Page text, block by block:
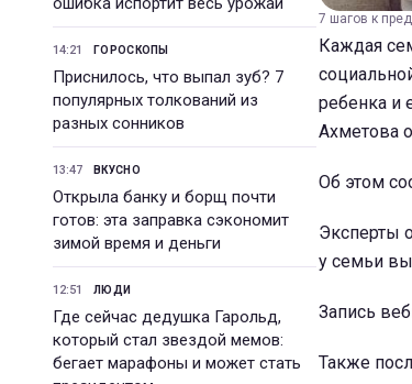
14:21 ГОРОСКОПЫ
Приснилось, что выпал зуб? 7
популярных толкований из
разных сонников
13:47 ВКУСНО
Открыла банку и борщ почти
готов: эта заправка сэкономит
зимой время и деньги
12:51 ЛЮДИ
Где сейчас дедушка Гарольд,
который стал звездой мемов:
бегает марафоны и может стать
7 шагов к
Каждая
ребенка и
Ахметова
Об этом
Эксперты
у семьи
Запись
Также